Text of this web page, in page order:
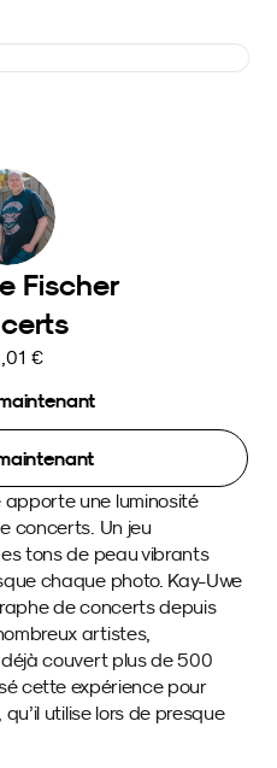
Fischer
€
apporte une luminosité
concerts. Un jeu
tons de peau vibrants
chaque photo. Kay-Uwe
de concerts depuis
artistes,
couvert plus de 500
cette expérience pour
utilise lors de presque